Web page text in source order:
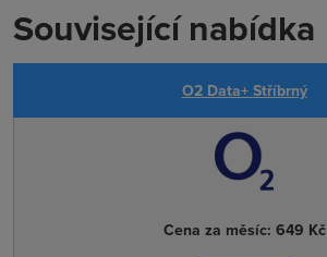
Související nabídka
O2 Data+ Stříbrný
Cena za měsíc: 649 Kč